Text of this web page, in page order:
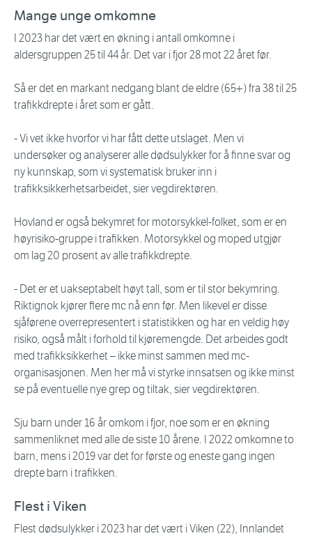
Mange unge omkomne
I 2023 har det vært en økning i antall omkomne i
aldersgruppen 25 til 44 år. Det var i fjor 28 mot 22 året før.
Så er det en markant nedgang blant de eldre (65+) fra 38 til 25
trafikkdrepte i året som er gått.
- Vi vet ikke hvorfor vi har fått dette utslaget. Men vi
undersøker og analyserer alle dødsulykker for å finne svar og
ny kunnskap, som vi systematisk bruker inn i
trafikksikkerhetsarbeidet, sier vegdirektøren.
Hovland er også bekymret for motorsykkel-folket, som er en
høyrisiko-gruppe i trafikken. Motorsykkel og moped utgjør
om lag 20 prosent av alle trafikkdrepte.
- Det er et uakseptabelt høyt tall, som er til stor bekymring.
Riktignok kjører flere mc nå enn før. Men likevel er disse
sjåførene overrepresentert i statistikken og har en veldig høy
risiko, også målt i forhold til kjøremengde. Det arbeides godt
med trafikksikkerhet – ikke minst sammen med mc-
organisasjonen. Men her må vi styrke innsatsen og ikke minst
se på eventuelle nye grep og tiltak, sier vegdirektøren.
Sju barn under 16 år omkom i fjor, noe som er en økning
sammenliknet med alle de siste 10 årene. I 2022 omkomne to
barn, mens i 2019 var det for første og eneste gang ingen
drepte barn i trafikken.
Flest i Viken
Flest dødsulykker i 2023 har det vært i Viken (22), Innlandet